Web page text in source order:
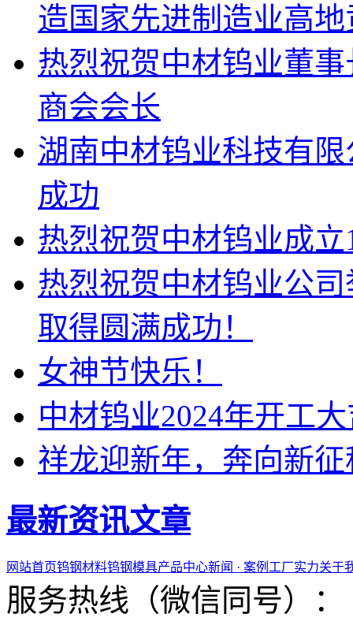
造国家先进制造业高
热烈祝贺中材钨业董
商会会长
湖南中材钨业科技有
成功
热烈祝贺中材钨业成立
热烈祝贺中材钨业公
取得圆满成功！
女神节快乐！
中材钨业2024年开工
祥龙迎新年，奔向新征
最新资讯文章
网站首页钨钢材料钨钢模具产品中心新闻 · 案例 工厂实力关于
服务热线（微信同号）：